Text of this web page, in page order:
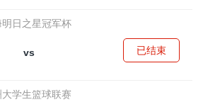
明日之星冠军杯
vs
已结束
大学生篮球联赛